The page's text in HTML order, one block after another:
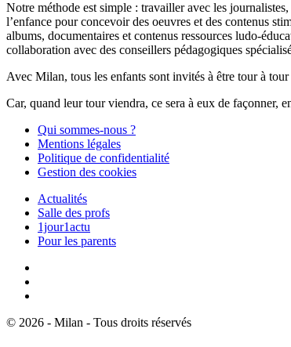
Notre méthode est simple : travailler avec les
l’enfance pour concevoir des oeuvres et des contenus
albums, documentaires et contenus ressources ludo-
collaboration avec des conseillers pédagogiques
Avec Milan, tous les enfants sont invités à être tour à
Car, quand leur tour viendra, ce sera à eux de façonner,
Qui sommes-nous ?
Mentions légales
Politique de confidentialité
Gestion des cookies
Actualités
Salle des profs
1jour1actu
Pour les parents
© 2026 - Milan - Tous droits réservés